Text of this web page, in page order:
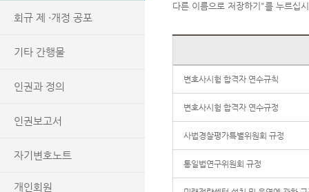
회규 제 ·개정 공포
기타 간행물
인권과 정의
인권보고서
자기변호노트
개인회원
다른 이름으로 저장하기"를 누르십
변호사시험 합격자 연수규칙
변호사시험 합격자 연수규정
사법경찰평가특별위원회 규정
통일법연구위원회 규정